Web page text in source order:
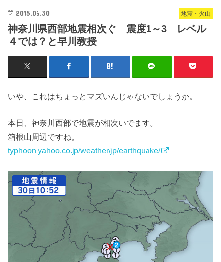
地震・火山
2015.06.30
神奈川県西部地震相次ぐ 震度1～3 レベル
４では？と早川教授
いや、これはちょっとマズいんじゃないでしょうか。
本日、神奈川西部で地震が相次いでます。
箱根山周辺ですね。
typhoon.yahoo.co.jp/weather/jp/earthquake/